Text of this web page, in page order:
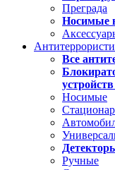
Преграда
Носимые
Все
Носимые
Ручные